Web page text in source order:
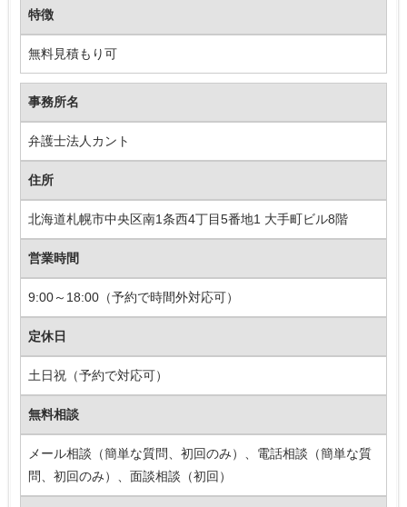
特徴
無料見積もり可
事務所名
弁護士法人カント
住所
北海道札幌市中央区南1条西4丁目5番地1 大手町ビル8階
営業時間
9:00～18:00（予約で時間外対応可）
定休日
土日祝（予約で対応可）
無料相談
メール相談（簡単な質問、初回のみ）、電話相談（簡単な質
問、初回のみ）、面談相談（初回）